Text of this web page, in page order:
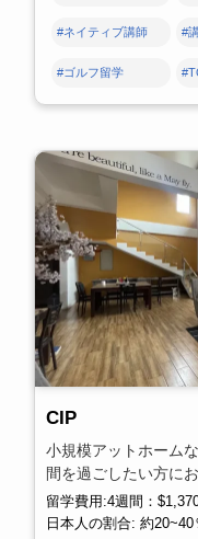
#ネイティブ講師 #
#ゴルフ留学
CIP
小規模アットホーム
間を過ごしたい方に
留学費用:4週間：
日本人の割合: 約20~40